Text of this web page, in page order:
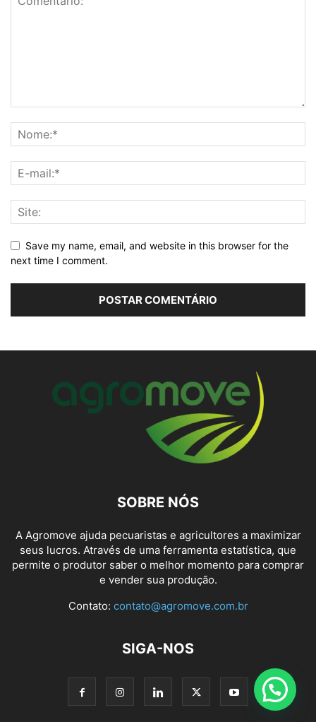
Save my name, email, and website in this browser for the
next time I comment.
SOBRE NÓS
A Agromove ajuda pecuaristas e agricultores a maximizar
seus lucros. Através de uma ferramenta estatística, que
permite o produtor saber o melhor momento para comprar
e vender sua produção.
Contato: contato@agromove.com.br
SIGA-NOS